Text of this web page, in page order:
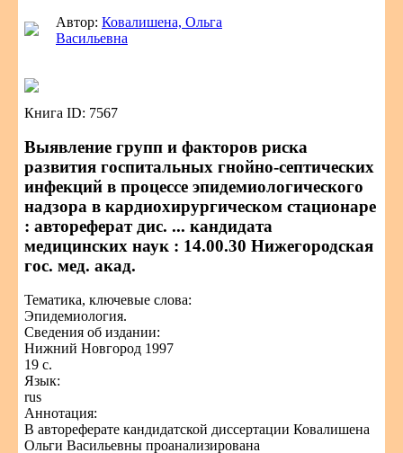
Автор: Ковалишена, Ольга
Васильевна
Книга ID: 7567
Выявление групп и факторов риска
развития госпитальных гнойно-септических
инфекций в процессе эпидемиологического
надзора в кардиохирургическом стационаре
: автореферат дис. ... кандидата
медицинских наук : 14.00.30 Нижегородская
гос. мед. акад.
Тематика, ключевые слова:
Эпидемиология.
Сведения об издании:
Нижний Новгород 1997
19 с.
Язык:
rus
Аннотация:
В автореферате кандидатской диссертации Ковалишена
Ольги Васильевны проанализирована